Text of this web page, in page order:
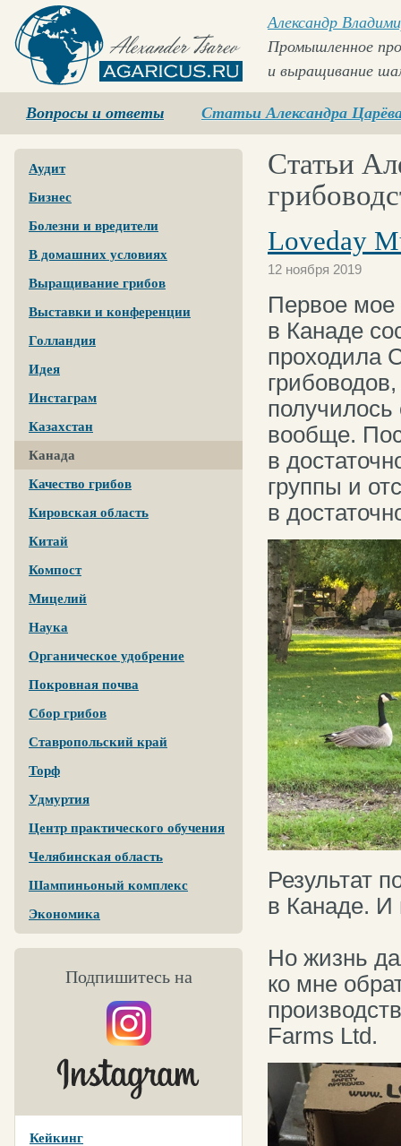
Agaricus.ru
Александр
Промышленное
и выращивание
Вопросы и ответы Статьи Александра
Аудит
Бизнес
Болезни и вредители
В домашних условиях
Выращивание грибов
Выставки и конференции
Голландия
Идея
Инстаграм
Казахстан
Канада
Качество грибов
Кировская область
Китай
Компост
Мицелий
Наука
Органическое удобрение
Покровная почва
Сбор грибов
Ставропольский край
Торф
Удмуртия
Центр практического обучения
Челябинская область
Шампиньоный комплекс
Экономика
Подпишитесь на
Кейкинг
Статьи
Loveday
12 ноября 2019
Первое мое
в Канаде
проходила
вообще.
в
группы и
в
Результат
в Канаде. И
Но жизнь
ко мне
Farms Ltd.